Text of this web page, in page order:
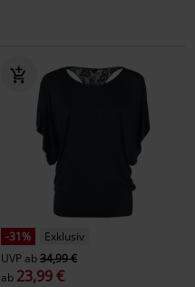
-31%
Exklusiv
UVPab34,99 €
ab 23,99 €